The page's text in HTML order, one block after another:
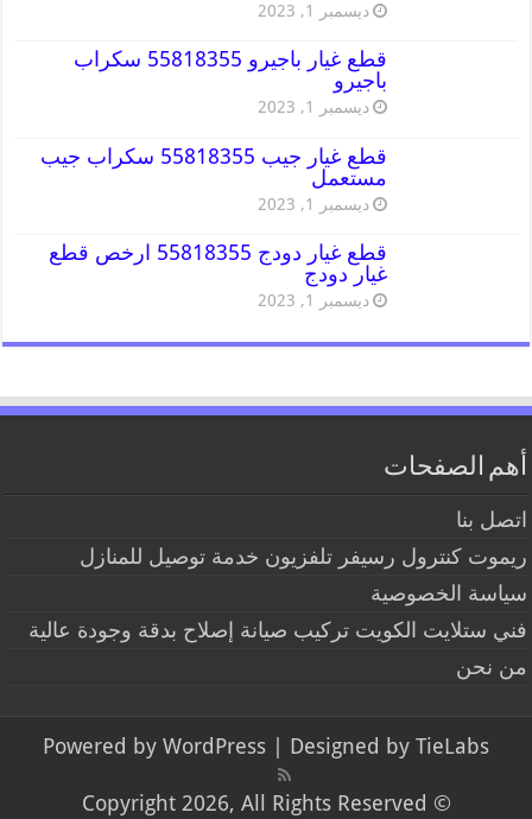
ديسمبر 1, 2023
قطع غيار باجيرو 55818355 سكراب
باجيرو
ديسمبر 1, 2023
قطع غيار جيب 55818355 سكراب جيب
مستعمل
ديسمبر 1, 2023
قطع غيار دودج 55818355 ارخص قطع
غيار دودج
ديسمبر 1, 2023
أهم الصفحات
اتصل بنا
ريموت كنترول رسيفر تلفزيون خدمة توصيل للمنازل
سياسة الخصوصية
فني ستلايت الكويت تركيب صيانة إصلاح بدقة وجودة عالية
من نحن
Powered by WordPress | Designed by TieLabs
© Copyright 2026, All Rights Reserved